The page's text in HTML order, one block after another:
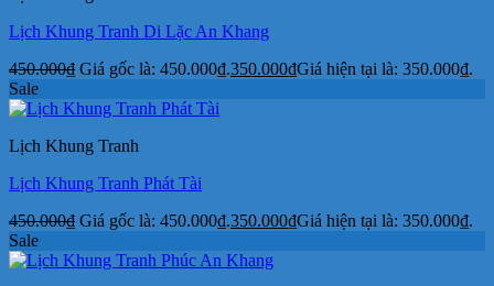
Lịch Khung Tranh Di Lặc An Khang
450.000₫ Giá gốc là: 450.000₫.350.000₫Giá hiện tại là: 350.000₫.
Sale
Lịch Khung Tranh
Lịch Khung Tranh Phát Tài
450.000₫ Giá gốc là: 450.000₫.350.000₫Giá hiện tại là: 350.000₫.
Sale